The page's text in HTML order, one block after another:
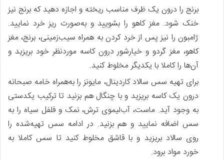
برنج را درون یک ظرف مناسب ریخته و اجازه دهید که برنج نیز
خنک شود. مغز کاهو را بشویید و به‌صورت ریز خرد نمایید.
ژامبون را نیز پس از خرد کردن به همراه سیب‌زمینی، برنج، مغز
کاهو، مغز گردو و خیارشور درون کاسه موردنظر خود بریزید و
آن‌ها را کاملا با یکدیگر مخلوط کنید.
برای تهیه سس سالاد کاردینال، مایونز را به‌همراه خامه صبحانه
درون یک کاسه بریزید و با چنگال هم بزنید تا ترکیب یکدستی
به وجود آید. ماست، آب‌لیموی ترش، نمک و فلفل سیاه را به
سس اضافه نمایید و هم بزنید. در ادامه سس تهیه‌شده را
روی سالاد بریزید و با قاشق مخلوط کنید تا سس کاملا به
خورد مواد برود.